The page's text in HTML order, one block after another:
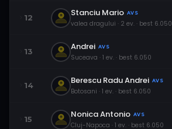
12 Stanciu Mario AVS
valea dragului · 2 ev. · best 6.050
13 Andrei AVS
Suceava · 1 ev. · best 6.050
14 Berescu Radu Andrei AVS
Botosani · 1 ev. · best 6.050
15 Nonica Antonio AVS
Cluj-Napoca · 1 ev. · best 6.050